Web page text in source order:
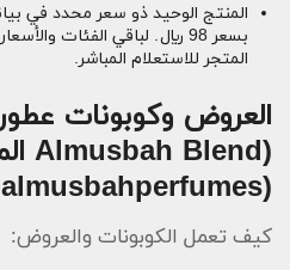
المنتج الوحيد ذو سعر محدد في
بسعر 98 ريال. لباقي الفئات
المتجر للاستعلام المباشر.
العروض وكوبونات
كيف تعمل الكوبونات والعروض: